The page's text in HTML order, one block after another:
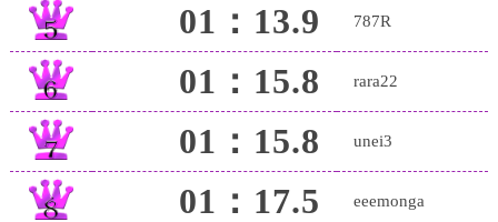
01：13.9 787R
01：15.8 rara22
01：15.8 unei3
01：17.5 eeemonga